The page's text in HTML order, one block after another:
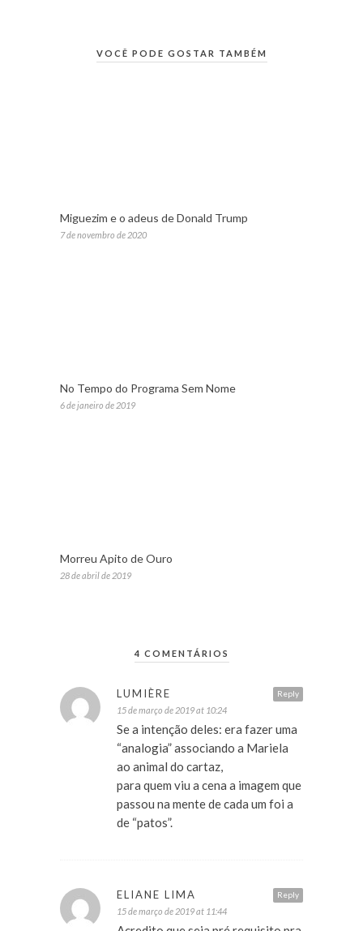
VOCÊ PODE GOSTAR TAMBÉM
Miguezim e o adeus de Donald Trump
7 de novembro de 2020
No Tempo do Programa Sem Nome
6 de janeiro de 2019
Morreu Apito de Ouro
28 de abril de 2019
4 COMENTÁRIOS
Reply
LUMIÈRE
15 de março de 2019 at 10:24
Se a intenção deles: era fazer uma
“analogia” associando a Mariela
ao animal do cartaz,
para quem viu a cena a imagem que
passou na mente de cada um foi a
de “patos”.
Reply
ELIANE LIMA
15 de março de 2019 at 11:44